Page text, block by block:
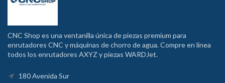
CNC Shop es una ventanilla única de piezas premium para
enrutadores CNC y máquinas de chorro de agua. Compre en línea
todos los enrutadores AXYZ y piezas WARDJet.
180 Avenida Sur